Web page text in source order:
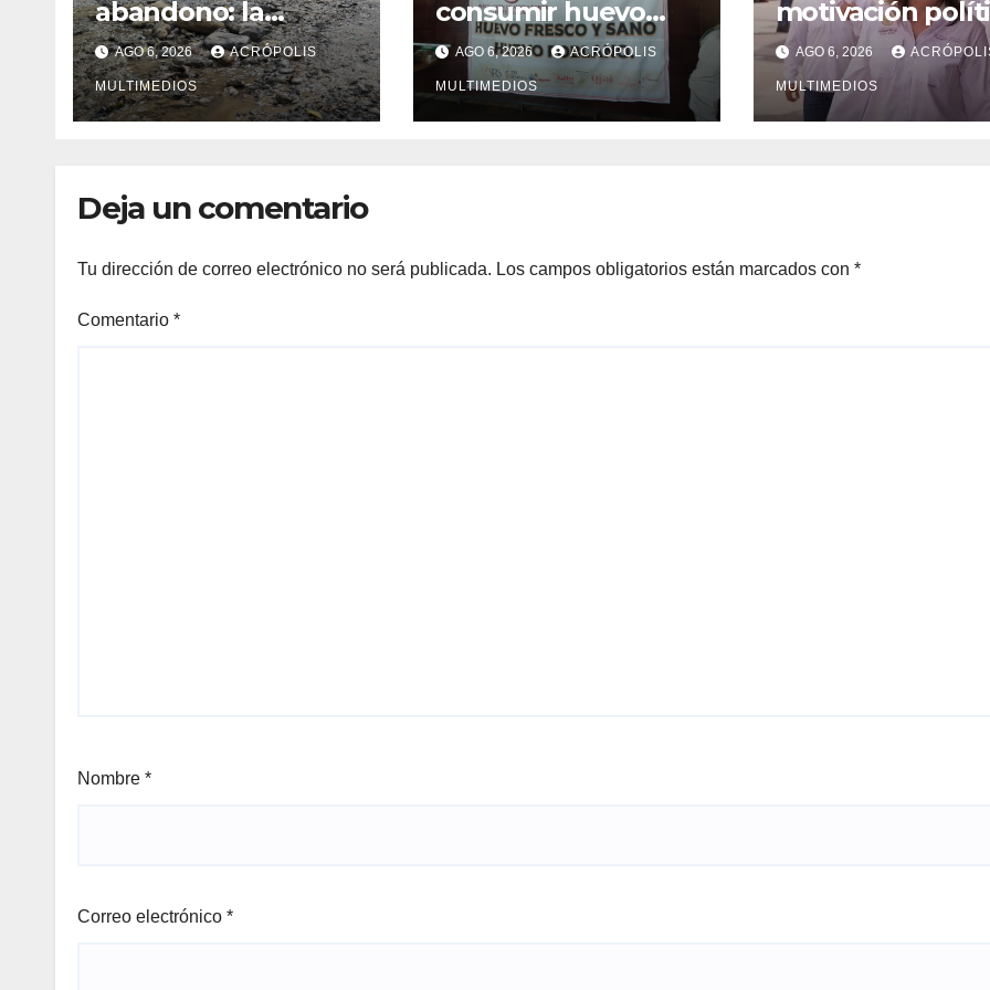
abandono: la
carretera Colipa-
Yecuatla se
convierte en un
riesgo diario
AGO 6, 2026 ACRÓPOLIS
MULTIMEDIOS
consumir huevo
mexicano ante
importaciones
AGO 6, 2026 ACRÓPOLIS
MULTIMEDIOS
motivación
en desafueros
alcaldes
AGO 6, 2026
MULTIMEDIOS
Deja un comentario
Tu dirección de correo electrónico no será publicada. Los campos obligatorios están marcados con *
Comentario *
Nombre *
Correo electrónico *